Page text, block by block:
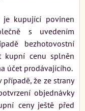
je kupující povinen
s uvedením
bezhotovostní
kupní cenu splněn
účet prodávajícího.
případě, že ze strany
objednávky
ceny ještě před